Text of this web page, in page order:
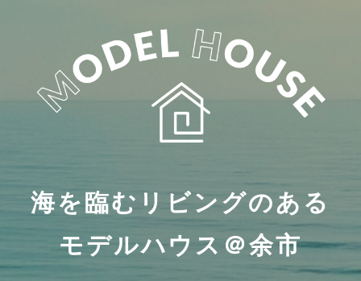
海を臨むリビングのある
モデルハウス＠余市